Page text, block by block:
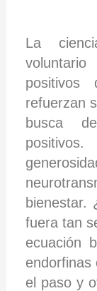
La
positivos
refuerzan
busca
bienestar.
fuera tan
ecuación
endorfinas
el paso y